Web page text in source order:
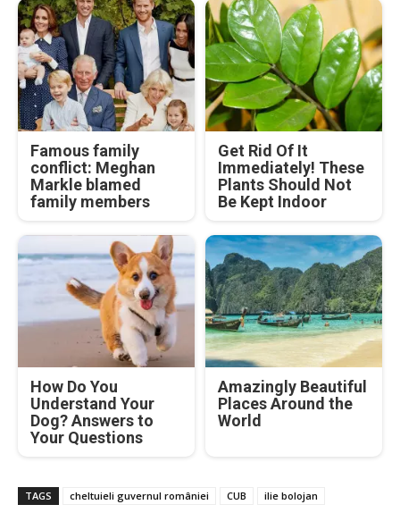
Famous family
conflict: Meghan
Markle blamed
family members
Get Rid Of It
Immediately! These
Plants Should Not
Be Kept Indoor
How Do You
Understand Your
Dog? Answers to
Your Questions
Amazingly Beautiful
Places Around the
World
TAGS cheltuieli guvernul româniei CUB ilie bolojan